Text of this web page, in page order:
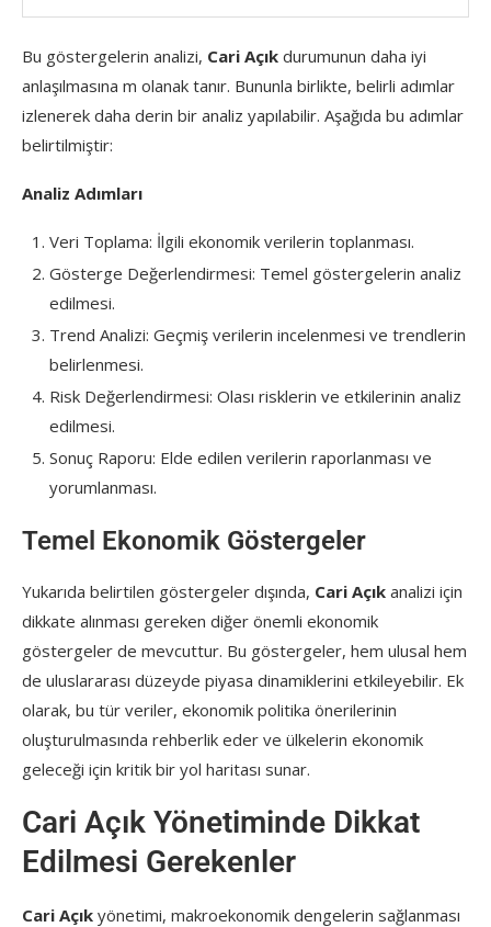
Bu göstergelerin analizi, Cari Açık durumunun daha iyi
anlaşılmasına m olanak tanır. Bununla birlikte, belirli adımlar
izlenerek daha derin bir analiz yapılabilir. Aşağıda bu adımlar
belirtilmiştir:
Analiz Adımları
Veri Toplama: İlgili ekonomik verilerin toplanması.
Gösterge Değerlendirmesi: Temel göstergelerin analiz
edilmesi.
Trend Analizi: Geçmiş verilerin incelenmesi ve trendlerin
belirlenmesi.
Risk Değerlendirmesi: Olası risklerin ve etkilerinin analiz
edilmesi.
Sonuç Raporu: Elde edilen verilerin raporlanması ve
yorumlanması.
Temel Ekonomik Göstergeler
Yukarıda belirtilen göstergeler dışında, Cari Açık analizi için
dikkate alınması gereken diğer önemli ekonomik
göstergeler de mevcuttur. Bu göstergeler, hem ulusal hem
de uluslararası düzeyde piyasa dinamiklerini etkileyebilir. Ek
olarak, bu tür veriler, ekonomik politika önerilerinin
oluşturulmasında rehberlik eder ve ülkelerin ekonomik
geleceği için kritik bir yol haritası sunar.
Cari Açık Yönetiminde Dikkat
Edilmesi Gerekenler
Cari Açık yönetimi, makroekonomik dengelerin sağlanması